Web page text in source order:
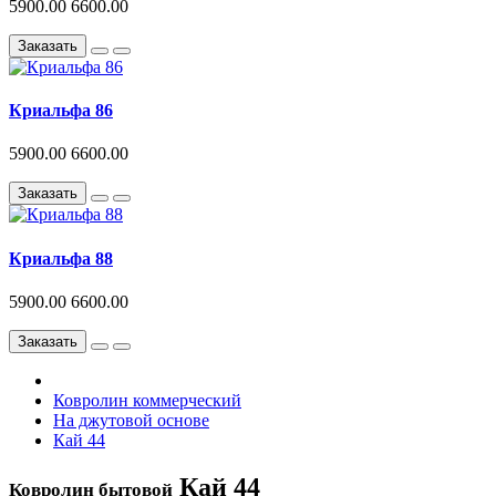
5900.00 6600.00
Заказать
Криальфа 86
5900.00 6600.00
Заказать
Криальфа 88
5900.00 6600.00
Заказать
Ковролин коммерческий
На джутовой основе
Кай 44
Ковролин бытовой Кай 44